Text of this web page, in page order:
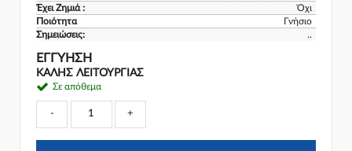
Έχει Ζημιά :
Όχι
Ποιότητα
Γνήσιο
Σημειώσεις:
..
ΕΓΓΎΗΣΗ
ΚΑΛΗΣ ΛΕΙΤΟΥΡΓΙΑΣ
Σε απόθεμα
- +